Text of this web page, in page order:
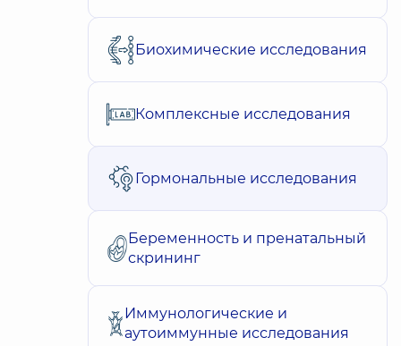
Биохимические исследования
Комплексные исследования
Гормональные исследования
Беременность и пренатальный
скрининг
Иммунологические и
аутоиммунные исследования